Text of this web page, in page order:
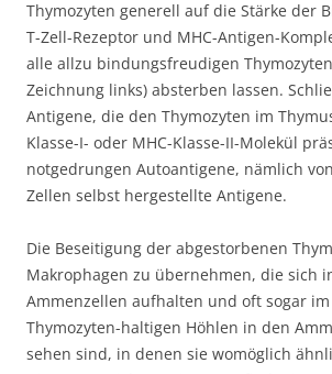
Thymozyten generell auf die Stärke der
T-Zell-Rezeptor und MHC-Antigen-
alle allzu bindungsfreudigen
Zeichnung links) absterben lassen.
Antigene, die den Thymozyten im
Klasse-I- oder MHC-Klasse-II-Molekül
notgedrungen Autoantigene, nämlich
Zellen selbst hergestellte Antigene.
Die Beseitigung der abgestorbenen
Makrophagen zu übernehmen, die sich
Ammenzellen aufhalten und oft sogar
Thymozyten-haltigen Höhlen in den
sehen sind, in denen sie womöglich